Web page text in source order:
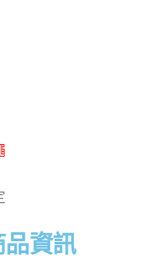
資訊